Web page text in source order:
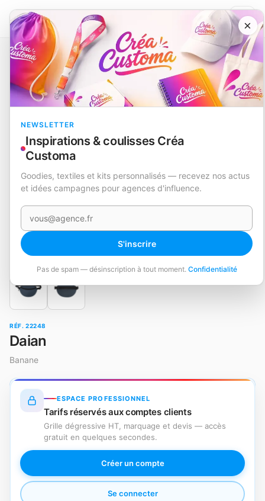
×
NEWSLETTER
Inspirations & coulisses Créa
Customa
Goodies, textiles et kits personnalisés — recevez nos actus
et idées campagnes pour agences d'influence.
Votre e-mail
S'inscrire
Pas de spam — désinscription à tout moment. Confidentialité
Catalogue Nouveautés Banane Daian
EN STOCK
RÉF. 22248
Daian
Banane
ESPACE PROFESSIONNEL
Tarifs réservés aux comptes clients
Grille dégressive HT, marquage et devis — accès
gratuit en quelques secondes.
Créer un compte
Se connecter